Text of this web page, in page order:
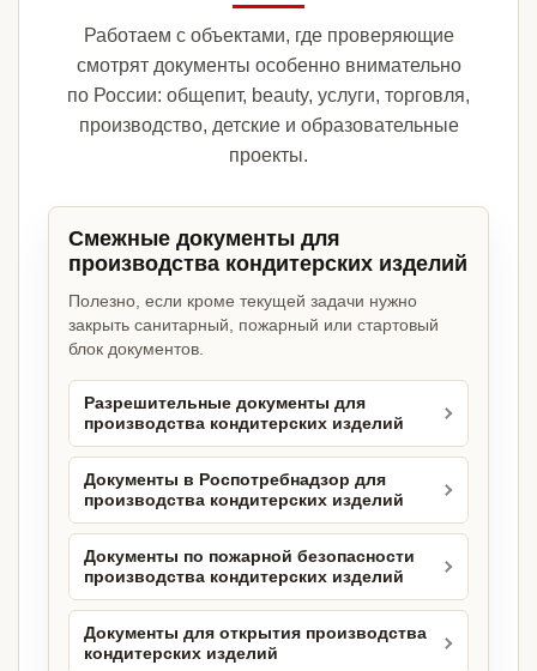
Работаем с объектами, где проверяющие
смотрят документы особенно внимательно
по России: общепит, beauty, услуги, торговля,
производство, детские и образовательные
проекты.
Смежные документы для
производства кондитерских изделий
Полезно, если кроме текущей задачи нужно
закрыть санитарный, пожарный или стартовый
блок документов.
Разрешительные документы для
производства кондитерских изделий
Документы в Роспотребнадзор для
производства кондитерских изделий
Документы по пожарной безопасности
производства кондитерских изделий
Документы для открытия производства
кондитерских изделий